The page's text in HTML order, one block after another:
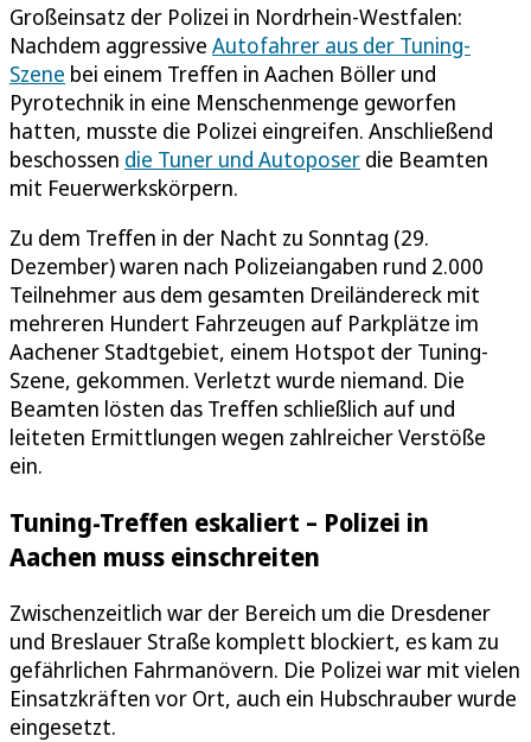
Großeinsatz der Polizei in Nordrhein-Westfalen:
Nachdem aggressive Autofahrer aus der Tuning-
Szene bei einem Treffen in Aachen Böller und
Pyrotechnik in eine Menschenmenge geworfen
hatten, musste die Polizei eingreifen. Anschließend
beschossen die Tuner und Autoposer die Beamten
mit Feuerwerkskörpern.
Zu dem Treffen in der Nacht zu Sonntag (29.
Dezember) waren nach Polizeiangaben rund 2.000
Teilnehmer aus dem gesamten Dreiländereck mit
mehreren Hundert Fahrzeugen auf Parkplätze im
Aachener Stadtgebiet, einem Hotspot der Tuning-
Szene, gekommen. Verletzt wurde niemand. Die
Beamten lösten das Treffen schließlich auf und
leiteten Ermittlungen wegen zahlreicher Verstöße
ein.
Tuning-Treffen eskaliert – Polizei in
Aachen muss einschreiten
Zwischenzeitlich war der Bereich um die Dresdener
und Breslauer Straße komplett blockiert, es kam zu
gefährlichen Fahrmanövern. Die Polizei war mit vielen
Einsatzkräften vor Ort, auch ein Hubschrauber wurde
eingesetzt.